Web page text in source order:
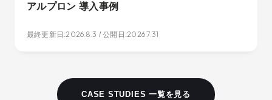
アルプロン 導入事例
最終更新日:2026.8.3 / 公開日:2026.7.31
CASE STUDIES 一覧を見る